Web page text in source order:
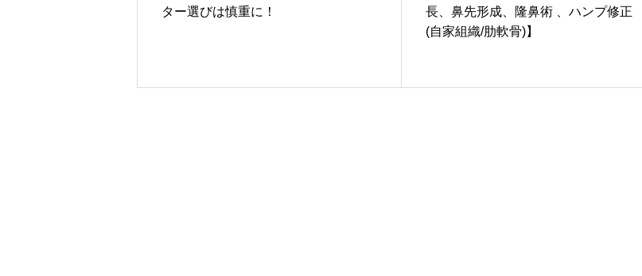
ター選びは慎重に！
長、鼻先形成、隆鼻術 、ハンプ修正
(自家組織/肋軟骨)】